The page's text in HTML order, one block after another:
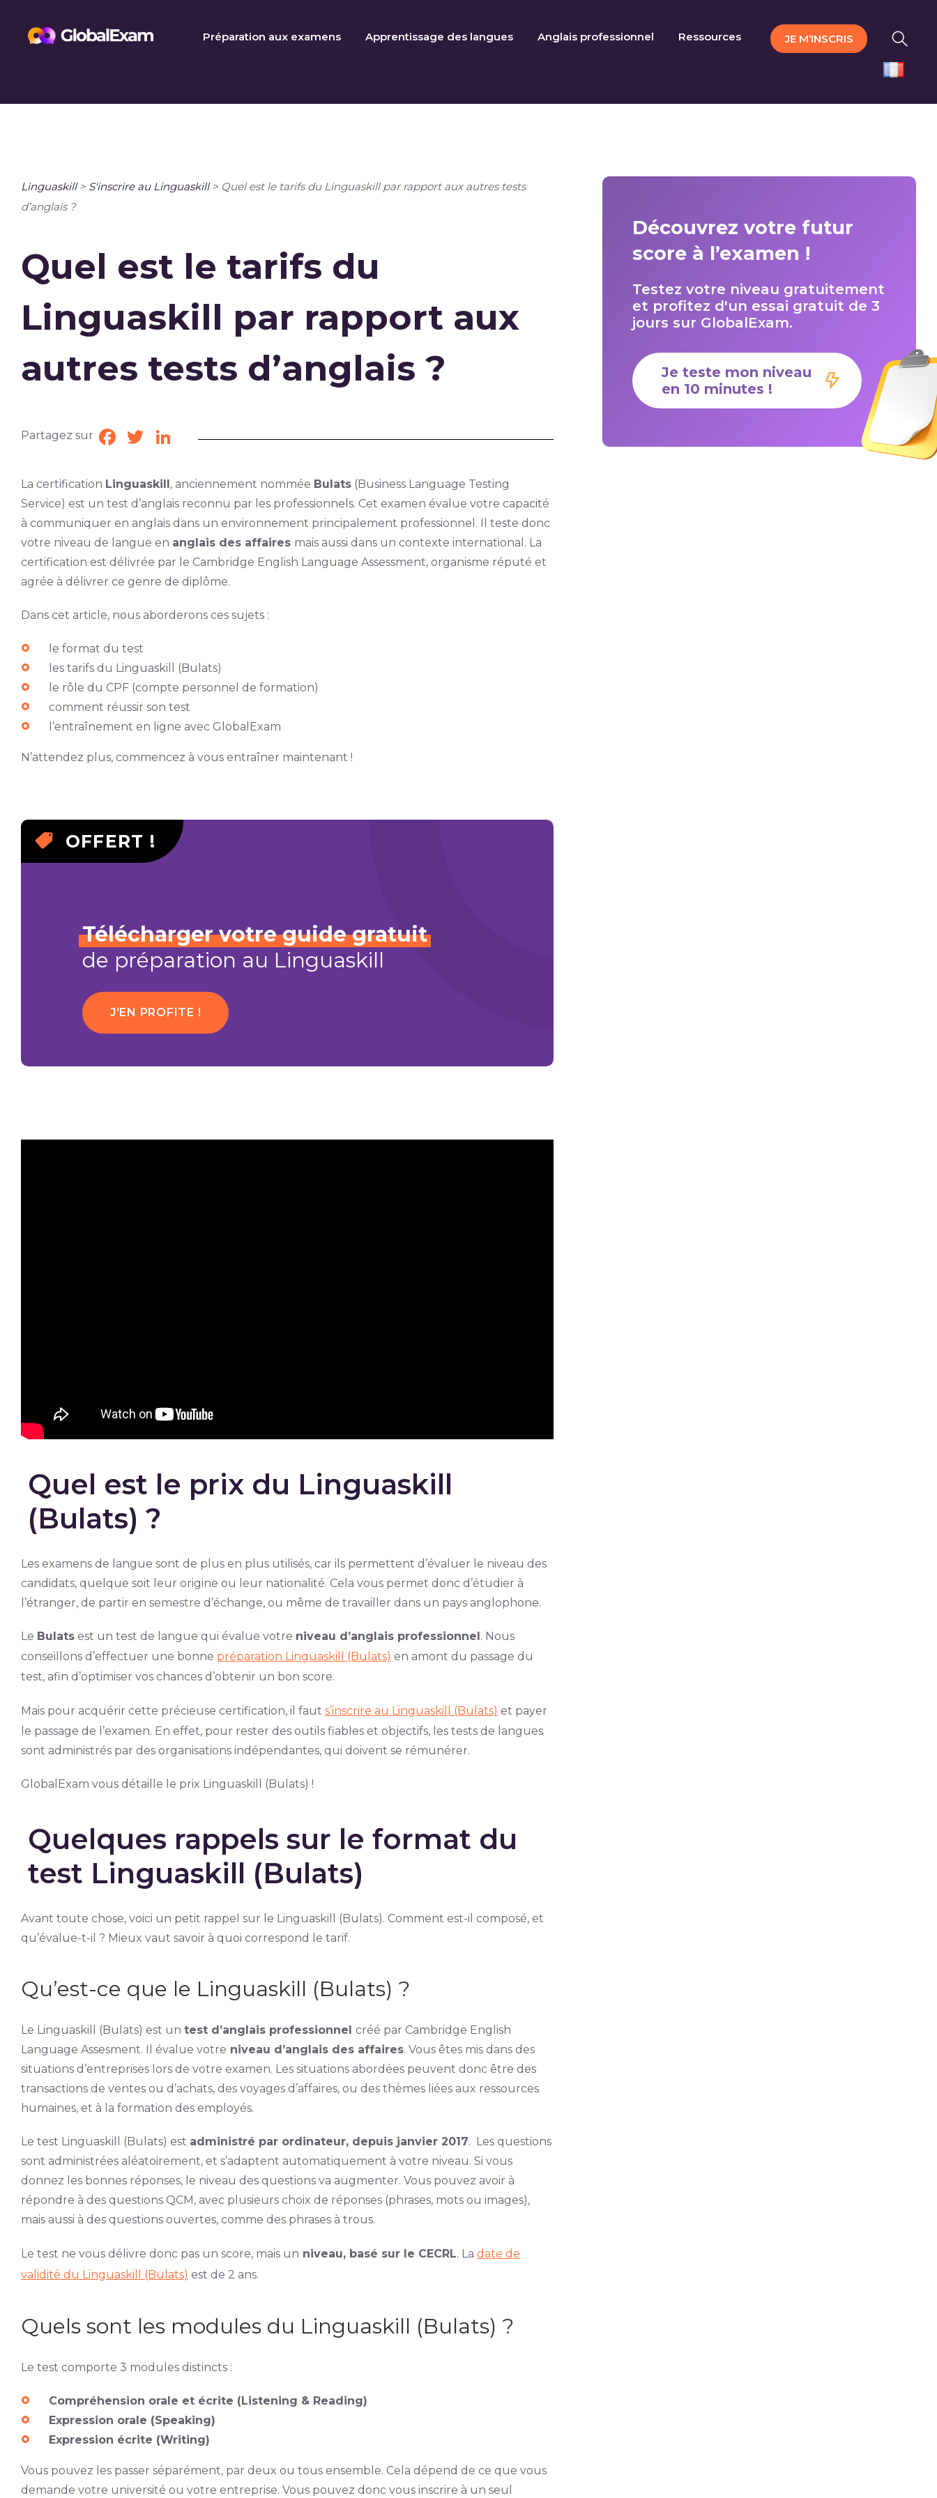
Préparation aux examens Apprentissage des langues Anglais professionnel Ressources JE M’INSCRIS
Linguaskill> S'inscrire au Linguaskill> Quel est le tarifs du Linguaskill par rapport aux autres tests
d’anglais ?
Quel est le tarifs du
Linguaskill par rapport aux
autres tests d’anglais ?
Partagez sur Facebook
TwitterLinkedIn
La certification Linguaskill, anciennement nommée Bulats(Business Language Testing
Service) est un test d’anglais reconnu par les professionnels. Cet examen évalue votre capacité
à communiquer en anglais dans un environnement principalement professionnel. Il teste donc
votre niveau de langue en anglais des affaires mais aussi dans un contexte international. La
certification est délivrée par le Cambridge English Language Assessment, organisme réputé et
agrée à délivrer ce genre de diplôme.
Dans cet article, nous aborderons ces sujets :
le format du test
les tarifs du Linguaskill (Bulats)
le rôle du CPF (compte personnel de formation)
comment réussir son test
l’entraînement en ligne avec GlobalExam
N’attendez plus, commencez à vous entraîner maintenant !
OFFERT !
Télécharger votre guide gratuit
de préparation au Linguaskill
J'EN PROFITE !
Quel est le prix du Linguaskill
(Bulats) ?
Les examens de langue sont de plus en plus utilisés, car ils permettent d’évaluer le niveau des
candidats, quelque soit leur origine ou leur nationalité. Cela vous permet donc d’étudier à
l’étranger, de partir en semestre d’échange, ou même de travailler dans un pays anglophone.
Le Bulatsest un test de langue qui évalue votre niveau d’anglais professionnel. Nous
conseillons d’effectuer une bonne préparation Linguaskill (Bulats) en amont du passage du
test, afin d’optimiser vos chances d’obtenir un bon score.
Mais pour acquérir cette précieuse certification, il faut s’inscrire au Linguaskill (Bulats) et payer
le passage de l’examen. En effet, pour rester des outils fiables et objectifs, les tests de langues
sont administrés par des organisations indépendantes, qui doivent se rémunérer.
GlobalExam vous détaille le prix Linguaskill (Bulats) !
Quelques rappels sur le format du
test Linguaskill (Bulats)
Avant toute chose, voici un petit rappel sur le Linguaskill (Bulats). Comment est-il composé, et
qu’évalue-t-il ? Mieux vaut savoir à quoi correspond le tarif.
Qu’est-ce que le Linguaskill (Bulats) ?
Le Linguaskill (Bulats) est un test d’anglais professionnel créé par Cambridge English
Language Assesment. Il évalue votre niveau d’anglais des affaires. Vous êtes mis dans des
situations d’entreprises lors de votre examen. Les situations abordées peuvent donc être des
transactions de ventes ou d’achats, des voyages d’affaires, ou des thèmes liées aux ressources
humaines, et à la formation des employés.
Le test Linguaskill (Bulats) est administré par ordinateur, depuis janvier 2017. Les questions
sont administrées aléatoirement, et s’adaptent automatiquement à votre niveau. Si vous
donnez les bonnes réponses, le niveau des questions va augmenter. Vous pouvez avoir à
répondre à des questions QCM, avec plusieurs choix de réponses (phrases, mots ou images),
mais aussi à des questions ouvertes, comme des phrases à trous.
Le test ne vous délivre donc pas un score, mais un niveau, basé sur le CECRL. La date de
validité du Linguaskill (Bulats) est de 2 ans.
Quels sont les modules du Linguaskill (Bulats) ?
Le test comporte 3 modules distincts :
Compréhension orale et écrite (Listening & Reading)
Expression orale (Speaking)
Expression écrite (Writing)
Vous pouvez les passer séparément, par deux ou tous ensemble. Cela dépend de ce que vous
demande votre université ou votre entreprise. Vous pouvez donc vous inscrire à un seul
Découvrez votre futur
score à l’examen !
Testez votre niveau gratuitement
et profitez d'un essai gratuit de 3
jours sur GlobalExam.
Je teste mon niveau
en 10 minutes !